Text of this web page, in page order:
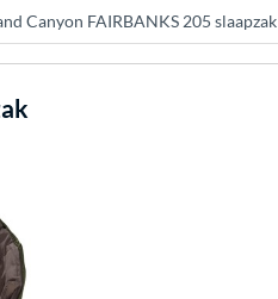
Canyon FAIRBANKS 205 slaapzak